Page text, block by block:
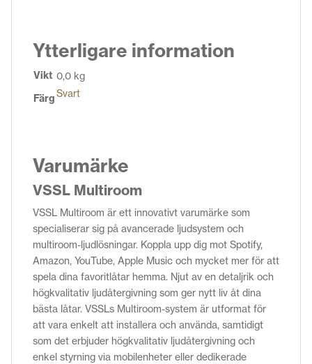
Ytterligare information
Vikt 0,0 kg
FärgSvart
Varumärke
VSSL Multiroom
VSSL Multiroom är ett innovativt varumärke som
specialiserar sig på avancerade ljudsystem och
multiroom-ljudlösningar. Koppla upp dig mot Spotify,
Amazon, YouTube, Apple Music och mycket mer för att
spela dina favoritlåtar hemma. Njut av en detaljrik och
högkvalitativ ljudåtergivning som ger nytt liv åt dina
bästa låtar. VSSLs Multiroom-system är utformat för
att vara enkelt att installera och använda, samtidigt
som det erbjuder högkvalitativ ljudåtergivning och
enkel styrning via mobilenheter eller dedikerade